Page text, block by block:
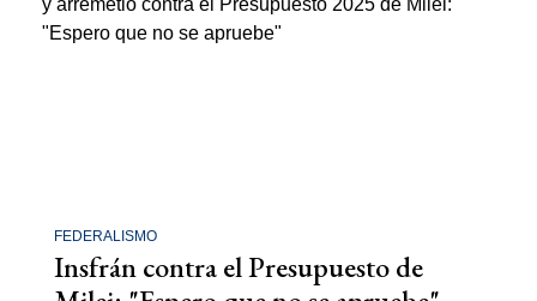
FEDERALISMO
Insfrán contra el Presupuesto de